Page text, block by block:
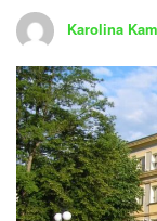
Karolina